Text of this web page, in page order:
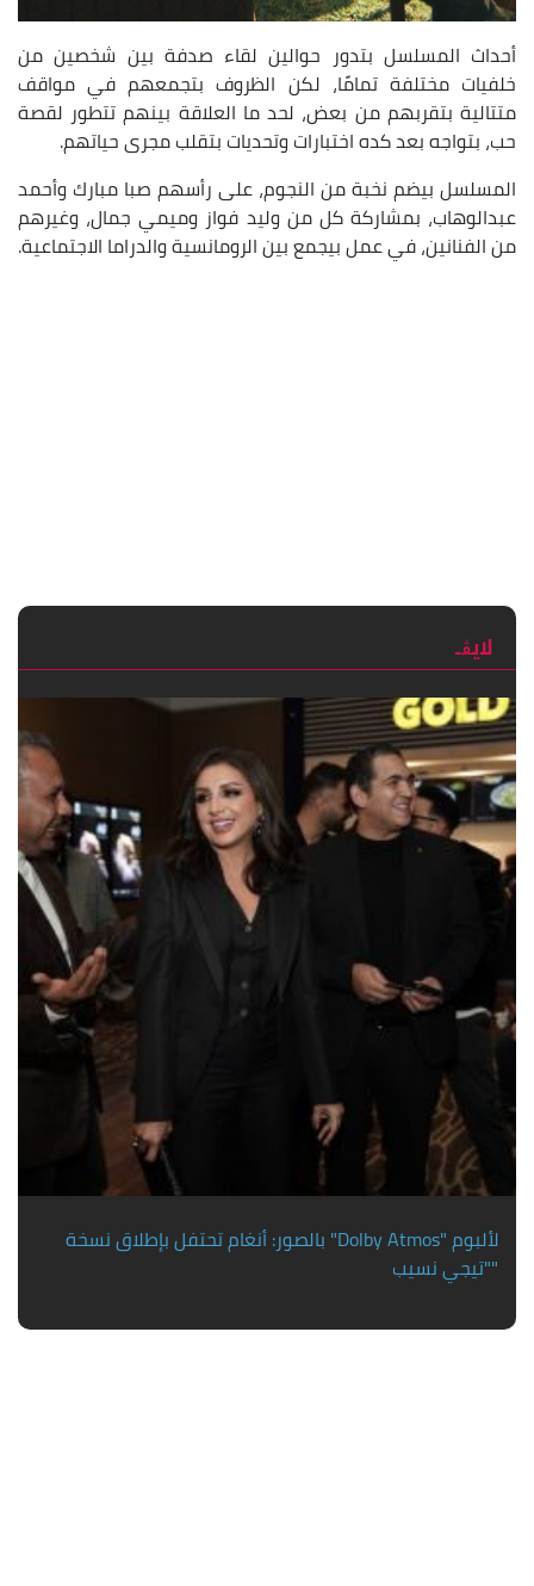
أحداث المسلسل بتدور حوالين لقاء صدفة بين شخصين من
خلفيات مختلفة تمامًا، لكن الظروف بتجمعهم في مواقف
متتالية بتقربهم من بعض، لحد ما العلاقة بينهم تتطور لقصة
حب، بتواجه بعد كده اختبارات وتحديات بتقلب مجرى حياتهم.
المسلسل بيضم نخبة من النجوم، على رأسهم صبا مبارك وأحمد
عبدالوهاب، بمشاركة كل من وليد فواز وميمي جمال، وغيرهم
من الفنانين، في عمل بيجمع بين الرومانسية والدراما الاجتماعية.
لايڨـ
بالصور: أنغام تحتفل بإطلاق نسخة "Dolby Atmos" لألبوم
"تيجي نسيب"